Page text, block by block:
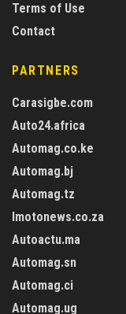
Terms of Use
Contact
PARTNERS
Carasigbe.com
Auto24.africa
Automag.co.ke
Automag.bj
Automag.tz
Imotonews.co.za
Autoactu.ma
Automag.sn
Automag.ci
Automag.ug